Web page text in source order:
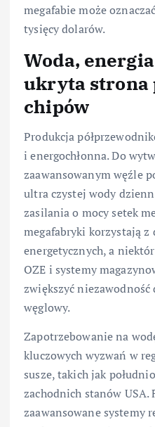
megafabie może
tysięcy dolarów.
Woda,
ukryta strona
chipów
Produkcja
i energochłonna. Do
zaawansowanym węźle
ultra czystej wody
zasilania o mocy setek
megafabryki korzystają z
energetycznych, a
OZE i systemy
zwiększyć
węglowy.
Zapotrzebowanie na
kluczowych wyzwań w
susze, takich jak
zachodnich stanów
zaawansowane systemy